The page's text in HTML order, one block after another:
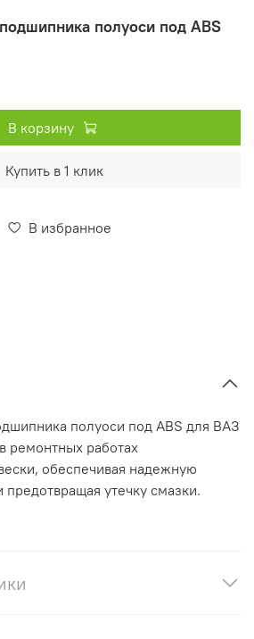
полуоси под ABS
В избранное
В корзину
Купить в 1 клик
полуоси под ABS для ВАЗ
ремонтных работах
обеспечивая надежную
утечку смазки.